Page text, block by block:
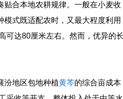
贴合本地农耕规律。一般在小麦收
式既适配农时，又最大程度利用
可达80厘米左右。然而，优异的
汾地区包地种植黄芩的综合亩成本